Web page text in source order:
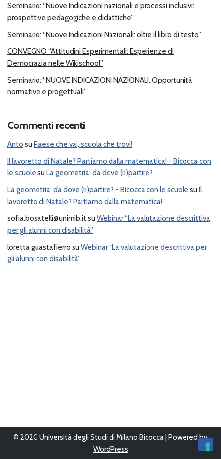
Seminario: “Nuove Indicazioni nazionali e processi inclusivi:
prospettive pedagogiche e didattiche”
Seminario: “Nuove Indicazioni Nazionali: oltre il libro di testo”
CONVEGNO “Attitudini Esperimentali: Esperienze di
Democrazia nelle Wikischool”
Seminario: “NUOVE INDICAZIONI NAZIONALI. Opportunità
normative e progettuali”
Commenti recenti
Anto su Paese che vai, scuola che trovi!
Il lavoretto di Natale? Partiamo dalla matematica! - Bicocca con
le scuole su La geometria: da dove (ri)partire?
La geometria: da dove (ri)partire? - Bicocca con le scuole su Il
lavoretto di Natale? Partiamo dalla matematica!
sofia.bosatelli@unimib.itsu Webinar “La valutazione descrittiva
per gli alunni con disabilità”
loretta guastafierro su Webinar “La valutazione descrittiva per
gli alunni con disabilità”
© 2020 Università degli Studi di Milano Bicocca | Powered by
WordPress